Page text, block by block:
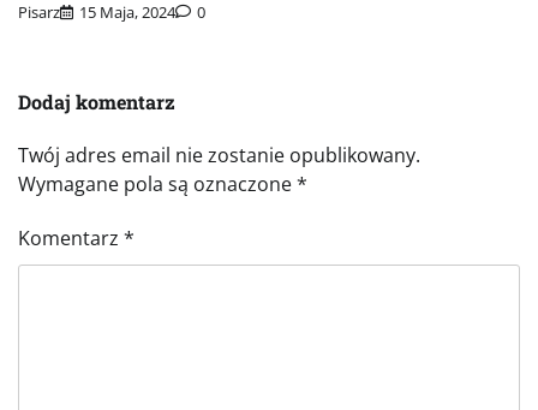
Pisarz 15 Maja, 2024 0
Dodaj komentarz
Twój adres email nie zostanie opublikowany.
Wymagane pola są oznaczone*
Komentarz *